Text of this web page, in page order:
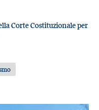
Corte Costituzionale per